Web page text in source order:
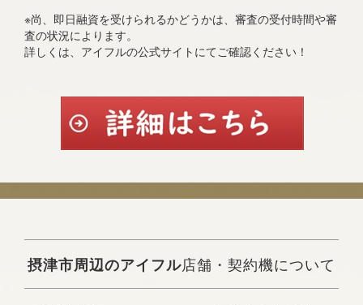
※尚、即日融資を受けられるかどうかは、審査の受付時間や審
査の状況によります。
詳しくは、アイフルの公式サイトにてご確認ください！
摂津市周辺のアイフル店舗・契約機について